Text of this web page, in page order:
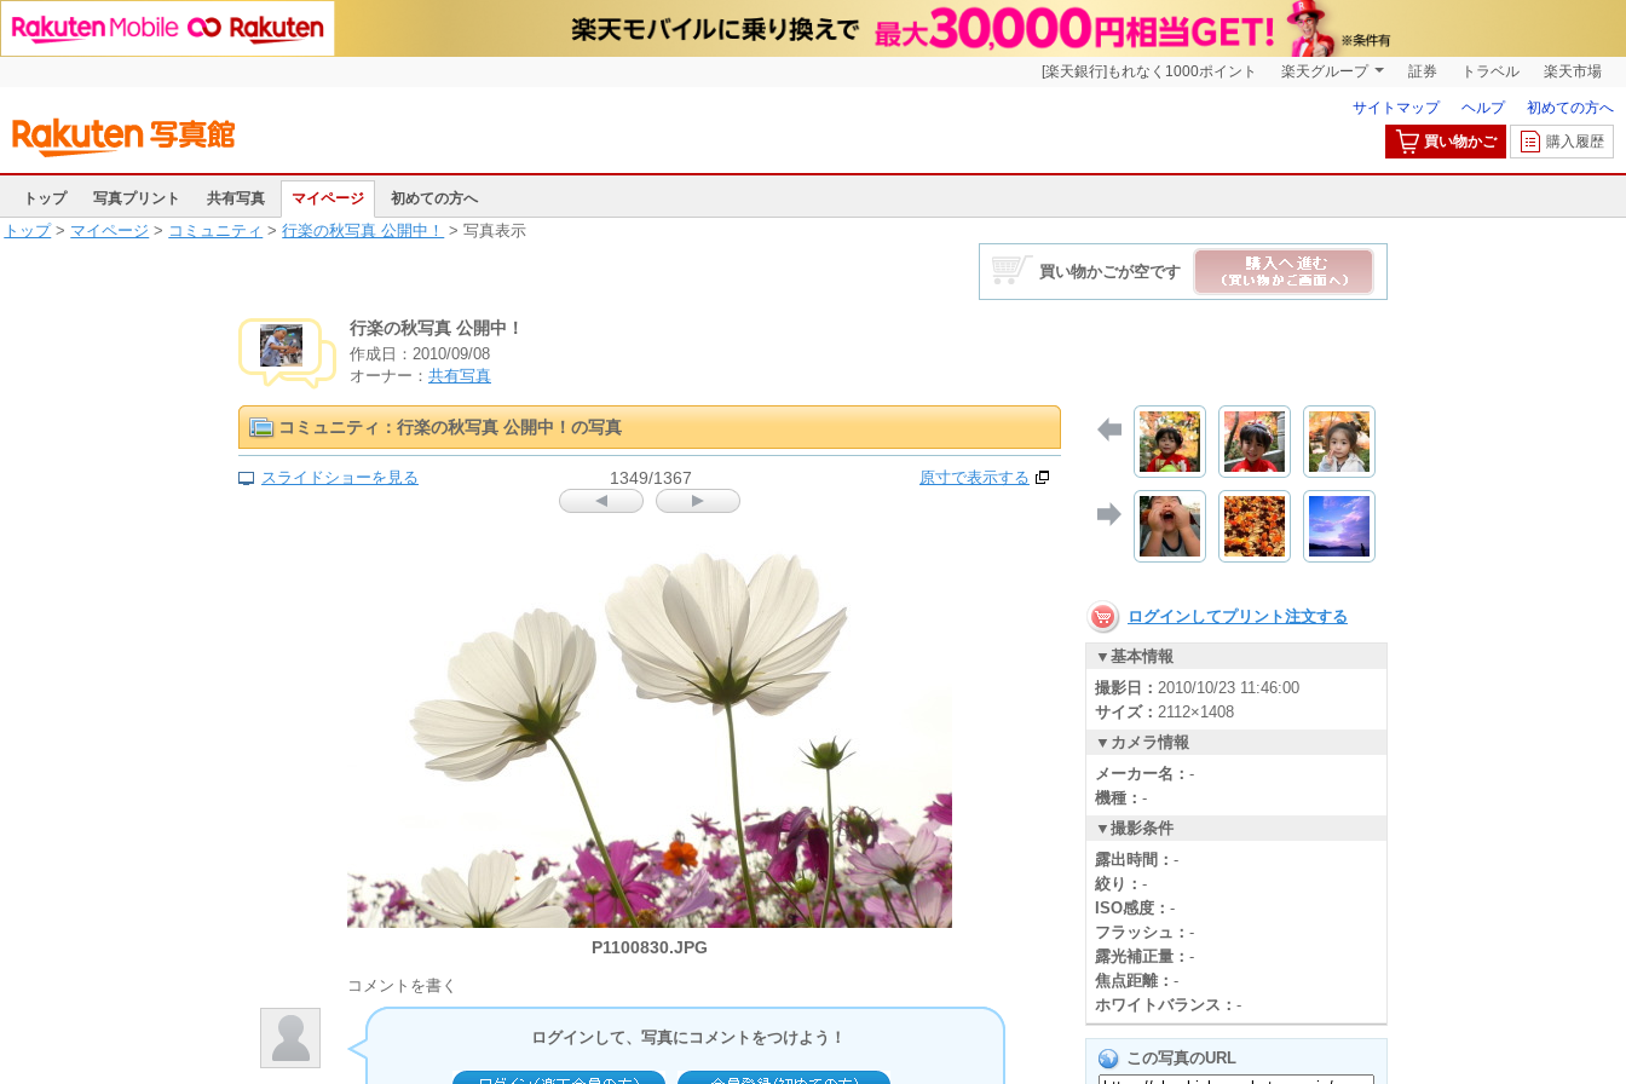
[楽天銀行]もれなく1000ポイント 楽天グループ 証券 トラベル 楽天市場
サイトマップ ヘルプ
初めての方へ
買い物かご
購入履歴
トップ 写真プリント 共有写真 マイページ 初めての方へ
トップ> マイページ > コミュニティ >行楽の秋写真 公開中！ > 写真表示
買い物かごが空です
行楽の秋写真 公開中！
作成日： 2010/09/08
オーナー： 共有写真
コミュニティ：行楽の秋写真 公開中！の写真
スライドショーを見る 原寸で表示する
1349/1367
P1100830.JPG
コメントを書く
ログインして、写真にコメントをつけよう！
ログインしてプリント注文する
▼基本情報
撮影日： 2010/10/23 11:46:00
サイズ： 2112×1408
▼カメラ情報
メーカー名： -
機種： -
▼撮影条件
露出時間： -
絞り： -
ISO感度： -
フラッシュ： -
露光補正量： -
焦点距離： -
ホワイトバランス： -
この写真のURL